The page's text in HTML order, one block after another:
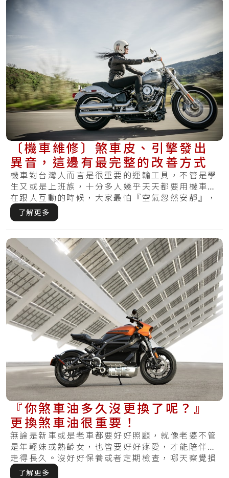
〔機車維修〕煞車皮、引擎發出
異音，這邊有最完整的改善方式
機車對台灣人而言是很重要的運輸工具，不管是學
生又或是上班族，十分多人幾乎天天都要用機車。
在跟人互動的時候，大家最怕『空氣忽然安靜』，
但是.....
了解更多
『你煞車油多久沒更換了呢？』
更換煞車油很重要！
無論是新車或是老車都要好好照顧，就像老婆不管
是年輕妹或熟齡女，也皆要好好疼愛，才能陪伴你
走得長久。沒好好保養或者定期檢查，哪天察覺損
傷才.....
了解更多